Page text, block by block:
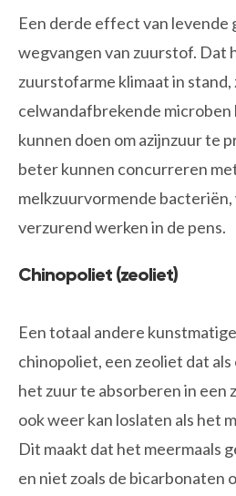
Een derde effect van levende
wegvangen van zuurstof. Dat
zuurstofarme klimaat in stand,
celwandafbrekende
kunnen doen om azijnzuur te
beter kunnen concurreren
melkzuurvormende
verzurend werken in de pens.
Chinopoliet (zeoliet)
Een totaal andere
chinopoliet, een zeoliet dat
het zuur te absorberen in een
ook weer kan loslaten als het
Dit maakt dat het meermaals
en niet zoals de bicarbonaten